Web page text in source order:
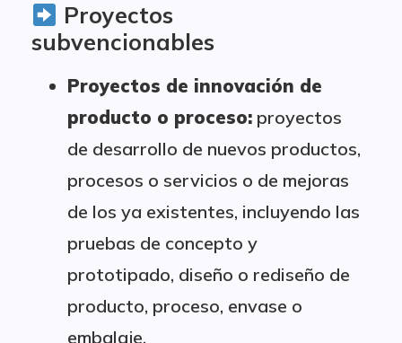
Proyectos
subvencionables
Proyectos de innovación de
producto o proceso: proyectos
de desarrollo de nuevos productos,
procesos o servicios o de mejoras
de los ya existentes, incluyendo las
pruebas de concepto y
prototipado, diseño o rediseño de
producto, proceso, envase o
embalaje.